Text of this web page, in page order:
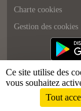
Charte cookies
Gestion des cookies
Envie de participer
Ce site utilise des
vous souhaitez
Tout